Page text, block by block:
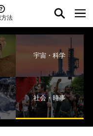
法
宇宙・科学
社会・時事